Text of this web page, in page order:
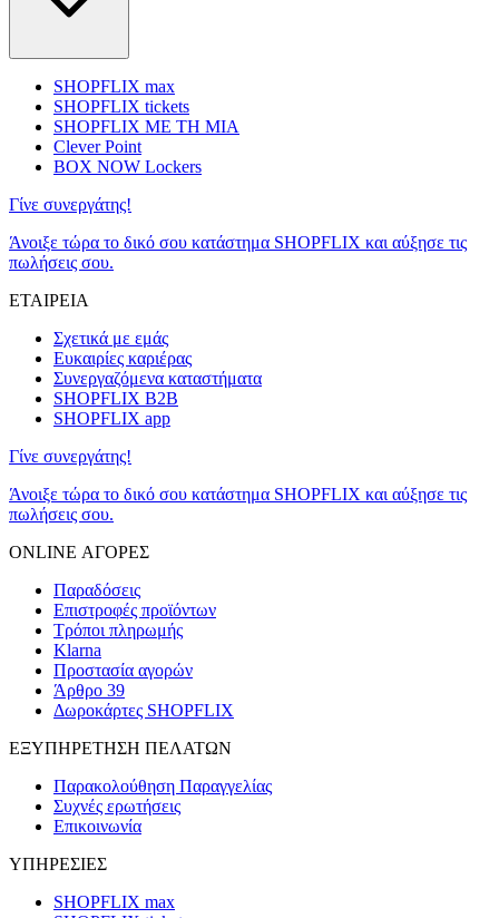
SHOPFLIX max
SHOPFLIX tickets
SHOPFLIX ΜΕ ΤΗ ΜΙΑ
Clever Point
BOX NOW Lockers
Γίνε συνεργάτης!
Άνοιξε τώρα το δικό σου κατάστημα SHOPFLIX και αύξησε τις
πωλήσεις σου.
ΕΤΑΙΡΕΙΑ
Σχετικά με εμάς
Ευκαιρίες καριέρας
Συνεργαζόμενα καταστήματα
SHOPFLIX B2B
SHOPFLIX app
Γίνε συνεργάτης!
Άνοιξε τώρα το δικό σου κατάστημα SHOPFLIX και αύξησε τις
πωλήσεις σου.
ONLINE ΑΓΟΡΕΣ
Παραδόσεις
Επιστροφές προϊόντων
Τρόποι πληρωμής
Klarna
Προστασία αγορών
Άρθρο 39
Δωροκάρτες SHOPFLIX
ΕΞΥΠΗΡΕΤΗΣΗ ΠΕΛΑΤΩΝ
Παρακολούθηση Παραγγελίας
Συχνές ερωτήσεις
Επικοινωνία
ΥΠΗΡΕΣΙΕΣ
SHOPFLIX max